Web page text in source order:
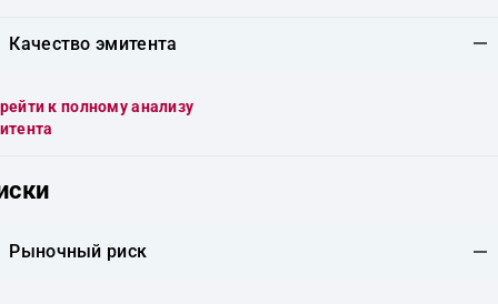
Качество эмитента
к полному анализу
Рыночный риск